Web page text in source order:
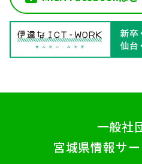
一般社
宮城県情報サ